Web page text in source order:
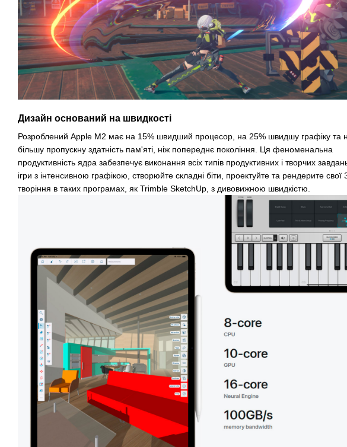
Дизайн оснований на швидкості
Розроблений Apple M2 має на 15% швидший процесор, на 25% швидшу графіку та
більшу пропускну здатність пам'яті, ніж попереднє покоління. Ця феноменальна
продуктивність ядра забезпечує виконання всіх типів продуктивних і творчих
ігри з інтенсивною графікою, створюйте складні біти, проектуйте та рендерите свої
творіння в таких програмах, як Trimble SketchUp, з дивовижною швидкістю.